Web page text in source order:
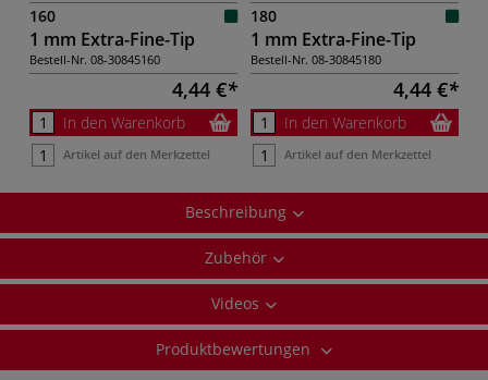
160
1 mm Extra-Fine-Tip
Bestell-Nr. 08-30845160
4,44 €
In den Warenkorb
Artikel auf den Merkzettel
180
1 mm Extra-Fine-Tip
Bestell-Nr. 08-30845180
4,44 €
In den Warenkorb
Artikel auf den Merkzettel
Beschreibung
Zubehör
Videos
Produktbewertungen